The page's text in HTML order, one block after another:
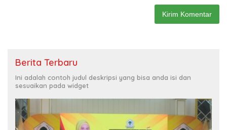
Berita Terbaru
Ini adalah contoh judul deskripsi yang bisa anda isi dan
sesuaikan pada widget